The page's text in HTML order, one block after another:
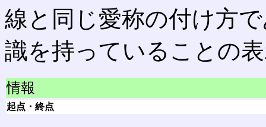
線と同じ愛称の付け方
識を持っていることの
情報
起点・終点